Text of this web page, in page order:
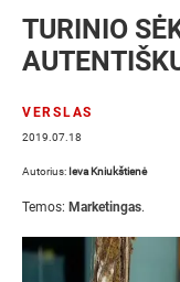
TURINIO
VERSLAS
2019.07.18
Autorius: Ieva Kniukštienė
Temos: Marketingas.